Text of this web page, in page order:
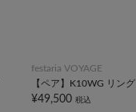
festaria VOYAGE
【ペア】K10WG リング
¥49,500 税込